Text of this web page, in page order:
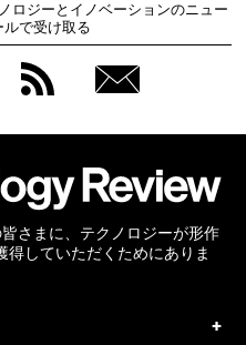
ロジーとイノベーションのニュー
ルで受け取る
皆さまに、テクノロジーが形作
得していただくためにありま
+